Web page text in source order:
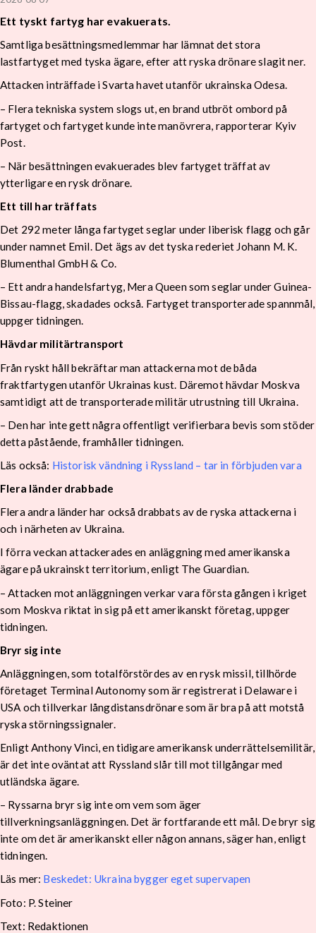
Ett tyskt fartyg har evakuerats.
Samtliga besättningsmedlemmar har lämnat det stora
lastfartyget med tyska ägare, efter att ryska drönare slagit ner.
Attacken inträffade i Svarta havet utanför ukrainska Odesa.
– Flera tekniska system slogs ut, en brand utbröt ombord på
fartyget och fartyget kunde inte manövrera, rapporterar Kyiv
Post.
– När besättningen evakuerades blev fartyget träffat av
ytterligare en rysk drönare.
Ett till har träffats
Det 292 meter långa fartyget seglar under liberisk flagg och går
under namnet Emil. Det ägs av det tyska rederiet Johann M. K.
Blumenthal GmbH & Co.
– Ett andra handelsfartyg, Mera Queen som seglar under Guinea-
Bissau-flagg, skadades också. Fartyget transporterade spannmål,
uppger tidningen.
Hävdar militärtransport
Från ryskt håll bekräftar man attackerna mot de båda
fraktfartygen utanför Ukrainas kust. Däremot hävdar Moskva
samtidigt att de transporterade militär utrustning till Ukraina.
– Den har inte gett några offentligt verifierbara bevis som stöder
detta påstående, framhåller tidningen.
Läs också: Historisk vändning i Ryssland – tar in förbjuden vara
Flera länder drabbade
Flera andra länder har också drabbats av de ryska attackerna i
och i närheten av Ukraina.
I förra veckan attackerades en anläggning med amerikanska
ägare på ukrainskt territorium, enligt The Guardian.
– Attacken mot anläggningen verkar vara första gången i kriget
som Moskva riktat in sig på ett amerikanskt företag, uppger
tidningen.
Bryr sig inte
Anläggningen, som totalförstördes av en rysk missil, tillhörde
företaget Terminal Autonomy som är registrerat i Delaware i
USA och tillverkar långdistansdrönare som är bra på att motstå
ryska störningssignaler.
Enligt Anthony Vinci, en tidigare amerikansk underrättelsemilitär,
är det inte oväntat att Ryssland slår till mot tillgångar med
utländska ägare.
– Ryssarna bryr sig inte om vem som äger
tillverkningsanläggningen. Det är fortfarande ett mål. De bryr sig
inte om det är amerikanskt eller någon annans, säger han, enligt
tidningen.
Läs mer: Beskedet: Ukraina bygger eget supervapen
Foto: P. Steiner
Text: Redaktionen